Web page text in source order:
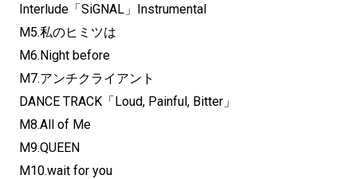
Interlude「SiGNAL」Instrumental
M5.私のヒミツは
M6.Night before
M7.アンチクライアント
DANCE TRACK「Loud, Painful, Bitter」
M8.All of Me
M9.QUEEN
M10.wait for you